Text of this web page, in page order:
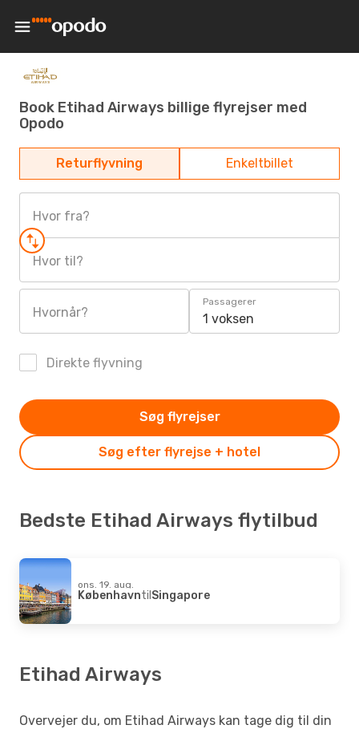
Book Etihad Airways billige flyrejser med
Opodo
Returflyvning Enkeltbillet
Hvor fra?
Hvor til?
Hvornår?
Passagerer
1 voksen
Direkte flyvning
Søg efter flyrejse + hotel
Søg flyrejser
Bedste Etihad Airways flytilbud
ons. 19. aug.
KøbenhavntilSingapore
Etihad Airways
Overvejer du, om Etihad Airways kan tage dig til din